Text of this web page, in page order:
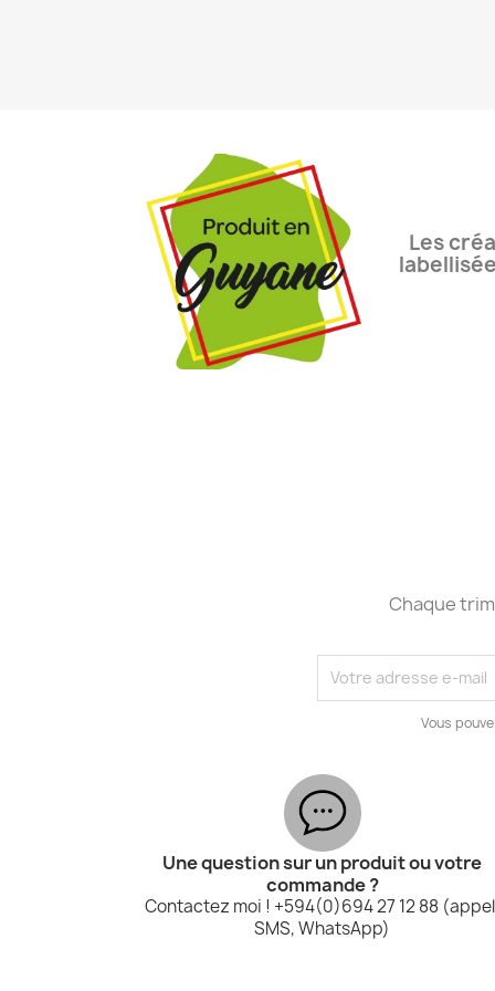
Les
Chaque
Vous
Une question sur un produit ou votre
commande ?
Contactez moi ! +594(0)694 27 12 88
SMS, WhatsApp)